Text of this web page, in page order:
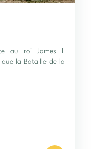
au roi James II
la Bataille de la